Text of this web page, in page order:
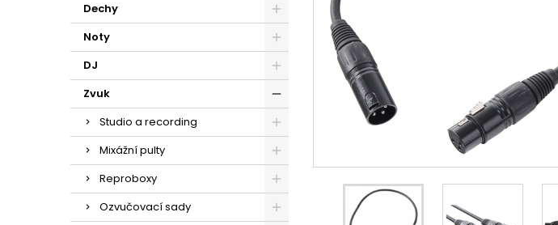
Dechy
Noty
DJ
Zvuk
Studio a recording
Mixážní pulty
Reproboxy
Ozvučovací sady